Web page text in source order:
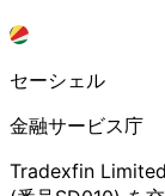
セーシェル
金融サービス庁
Tradexfin Limited